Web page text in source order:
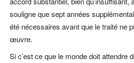
souligne que sept années
été nécessaires avant que le traité ne
œuvre.
Si c’est ce que le monde doit attendre